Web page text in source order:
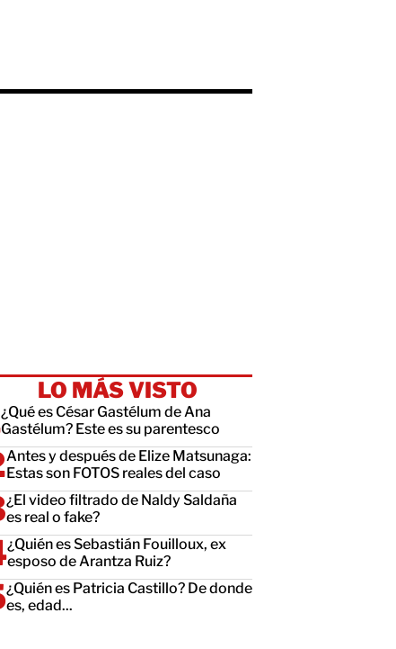
LO MÁS VISTO
¿Qué es César Gastélum de Ana
Gastélum? Este es su parentesco
Antes y después de Elize Matsunaga:
Estas son FOTOS reales del caso
¿El video filtrado de Naldy Saldaña
es real o fake?
¿Quién es Sebastián Fouilloux, ex
esposo de Arantza Ruiz?
¿Quién es Patricia Castillo? De donde
es, edad...